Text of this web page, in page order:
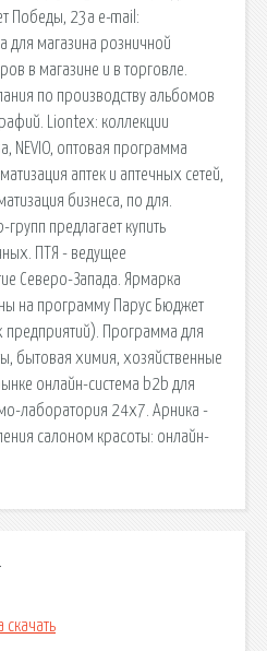
Победы, 23а e-mail:
магазина розничной
в магазине и в торговле.
по производству альбомов
Liontex: коллекции
NEVIO, оптовая программа
аптек и аптечных сетей,
бизнеса, по для.
предлагает купить
ПТЯ - ведущее
Северо-Запада. Ярмарка
на программу Парус Бюджет
предприятий). Программа для
бытовая химия, хозяйственные
онлайн-система b2b для
лаборатория 24х7. Арника -
салоном красоты: онлайн-